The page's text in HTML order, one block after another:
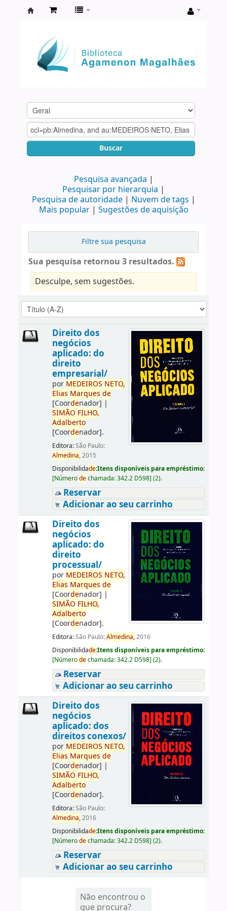
Agamenon
Magalhães
Buscar
Pesquisa avançada
Pesquisar por hierarquia
Pesquisa de autoridade
Nuvem de tags
Mais popular
Sugestões de aquisição
Filtre sua pesquisa
Sua pesquisa retornou 3 resultados.
Desculpe, sem sugestões.
Direito dos
negócios
aplicado: do
direito
empresarial/
por MEDEIROS NETO,
Elias Marques de
[Coordenador] |
SIMÃO FILHO,
Adalberto
[Coordenador].
Editora:São Paulo:
Almedina,2015
Disponibilidade:Itens disponíveis para empréstimo:
[Númerodechamada:342.2 D598] (2).
Reservar
Adicionar ao seu carrinho
Direito dos
negócios
aplicado: do
direito
processual/
por MEDEIROS NETO,
Elias Marques de
[Coordenador] |
SIMÃO FILHO,
Adalberto
[Coordenador].
Editora:São Paulo:Almedina,2016
Disponibilidade:Itens disponíveis para empréstimo:
[Númerodechamada:342.2 D598] (2).
Reservar
Adicionar ao seu carrinho
Direito dos
negócios
aplicado: dos
direitos conexos/
por MEDEIROS NETO,
Elias Marques de
[Coordenador] |
SIMÃO FILHO,
Adalberto
[Coordenador].
Editora:São Paulo:
Almedina,2016
Disponibilidade:Itens disponíveis para empréstimo:
[Númerodechamada:342.2 D598] (2).
Reservar
Adicionar ao seu carrinho
Não encontrou o
que procura?